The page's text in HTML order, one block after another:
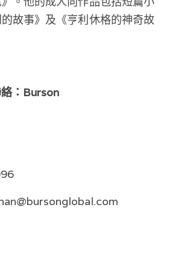
故事》及《亨利休格的神奇故
：Burson